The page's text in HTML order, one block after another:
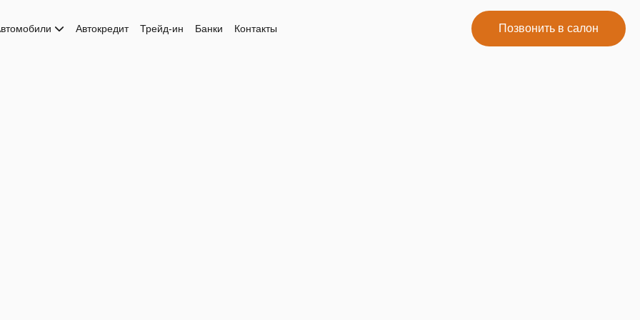
Автокредит Трейд-ин Банки Контакты Позвонить в салон